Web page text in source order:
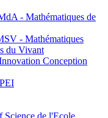
- Mathématiques de
- Mathématiques
du Vivant
Conception
Science de l'Ecole